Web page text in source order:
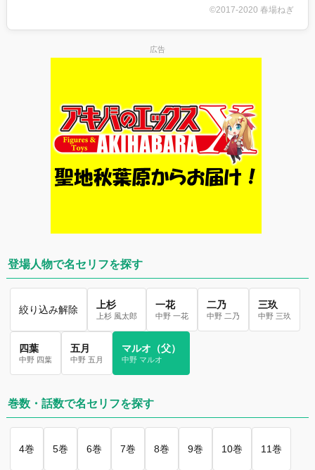
©2017-2020 春場ねぎ
広告
登場人物で名セリフを探す
絞り込み解除 上杉
上杉 風太郎
一花
中野 一花
二乃
中野 二乃
三玖
中野 三玖
四葉
中野 四葉
五月
中野 五月
マルオ（父）
中野 マルオ
巻数・話数で名セリフを探す
4巻 5巻 6巻 7巻 8巻 9巻 10巻 11巻